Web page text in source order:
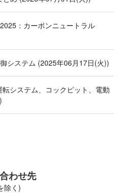
：カーボンニュートラル
システム (2025年06月17日(火))
システム、コックピット、電動
わせ先
除く)